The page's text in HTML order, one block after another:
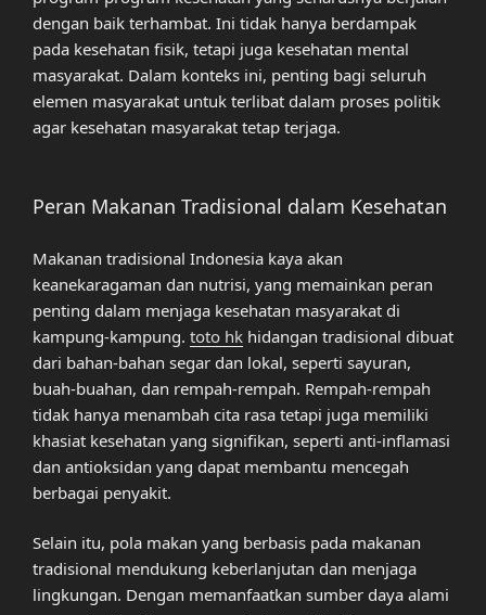
dengan baik terhambat. Ini tidak hanya berdampak
pada kesehatan fisik, tetapi juga kesehatan mental
masyarakat. Dalam konteks ini, penting bagi seluruh
elemen masyarakat untuk terlibat dalam proses politik
agar kesehatan masyarakat tetap terjaga.
Peran Makanan Tradisional dalam Kesehatan
Makanan tradisional Indonesia kaya akan
keanekaragaman dan nutrisi, yang memainkan peran
penting dalam menjaga kesehatan masyarakat di
kampung-kampung. toto hk hidangan tradisional dibuat
dari bahan-bahan segar dan lokal, seperti sayuran,
buah-buahan, dan rempah-rempah. Rempah-rempah
tidak hanya menambah cita rasa tetapi juga memiliki
khasiat kesehatan yang signifikan, seperti anti-inflamasi
dan antioksidan yang dapat membantu mencegah
berbagai penyakit.
Selain itu, pola makan yang berbasis pada makanan
tradisional mendukung keberlanjutan dan menjaga
lingkungan. Dengan memanfaatkan sumber daya alami